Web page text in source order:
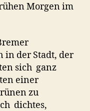
Morgen im
in der Stadt, der
sich ganz
einer
zu
dichtes,